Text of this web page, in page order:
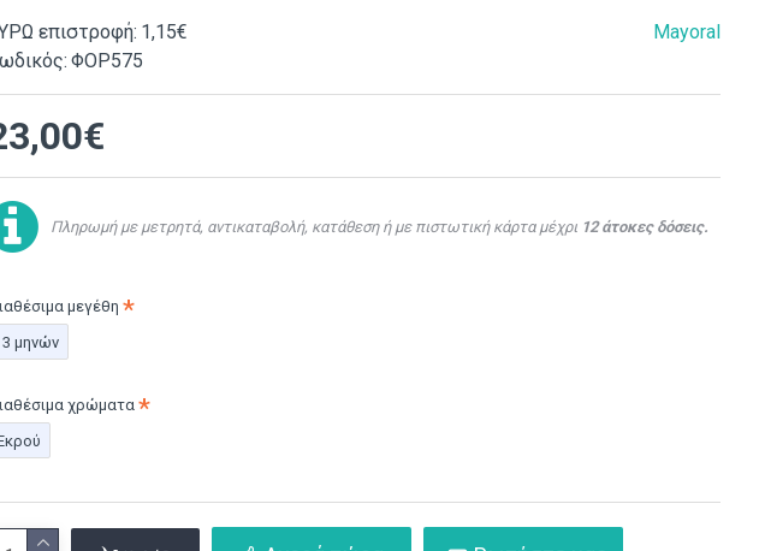
επιστροφή: 1,15€
ΦΟΡ575
Mayoral
μεγέθη
3 μηνών
χρώματα
Πληρωμή με μετρητά, αντικαταβολή, κατάθεση ή με πιστωτική κάρτα μέχρι 12 άτοκες δόσεις.